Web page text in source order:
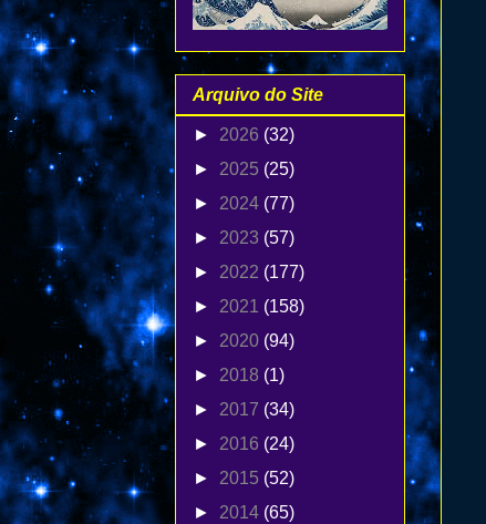
Arquivo do Site
► 2026 (32)
► 2025 (25)
► 2024 (77)
► 2023 (57)
► 2022 (177)
► 2021 (158)
► 2020 (94)
► 2018 (1)
► 2017 (34)
► 2016 (24)
► 2015 (52)
► 2014 (65)